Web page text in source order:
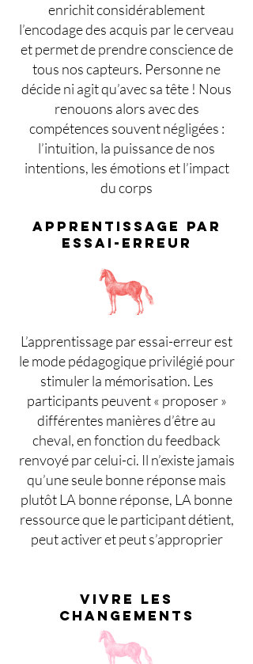
enrichit considérablement
l’encodage des acquis par le cerveau
et permet de prendre conscience de
tous nos capteurs. Personne ne
décide ni agit qu’avec sa tête ! Nous
renouons alors avec des
compétences souvent négligées :
l’intuition, la puissance de nos
intentions, les émotions et l’impact
du corps
APPRENTISSAGE PAR
ESSAI-ERREUR
L’apprentissage par essai-erreur est
le mode pédagogique privilégié pour
stimuler la mémorisation. Les
participants peuvent « proposer »
différentes manières d’être au
cheval, en fonction du feedback
renvoyé par celui-ci. Il n’existe jamais
qu’une seule bonne réponse mais
plutôt LA bonne réponse, LA bonne
ressource que le participant détient,
peut activer et peut s’approprier
VIVRE LES
CHANGEMENTS